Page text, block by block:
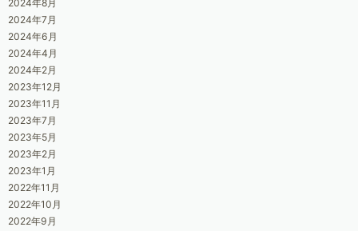
2024年8月
2024年7月
2024年6月
2024年4月
2024年2月
2023年12月
2023年11月
2023年7月
2023年5月
2023年2月
2023年1月
2022年11月
2022年10月
2022年9月